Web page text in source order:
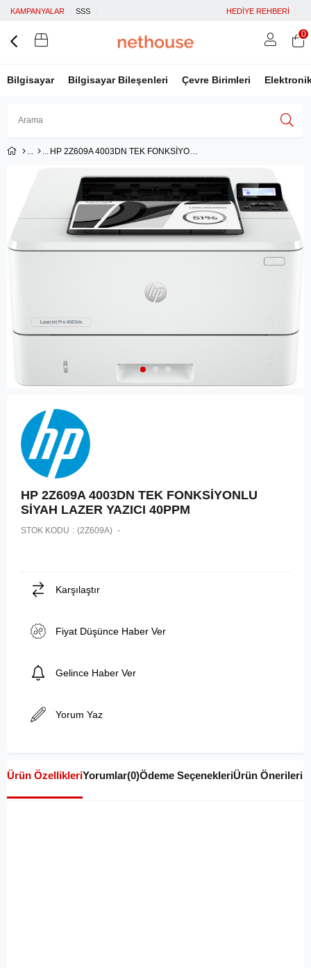
KAMPANYALAR SSS HEDİYE REHBERİ
Bilgisayar Bilgisayar Bileşenleri Çevre Birimleri
Google İle Bağlan
0
HP 2Z609A 4003DN TEK FONKSİYONLU SİYAH LAZER YAZICI 40PPM
HP 2Z609A 4003DN TEK FONKSİYONLU
SİYAH LAZER YAZICI 40PPM
STOK KODU (2Z609A)
Karşılaştır
Fiyat Düşünce Haber Ver
Gelince Haber Ver
Yorum Yaz
Ürün ÖzellikleriYorumlar(0)Ödeme SeçenekleriÜrün Önerileri